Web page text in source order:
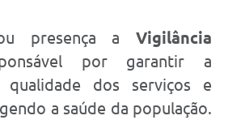
presença a Vigilância
por garantir a
qualidade dos serviços e
a saúde da população.